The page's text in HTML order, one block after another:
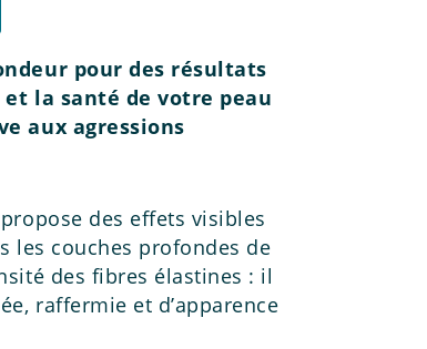
pour des résultats
la santé de votre peau
aux agressions
des effets visibles
les couches profondes de
des fibres élastines : il
raffermie et d’apparence